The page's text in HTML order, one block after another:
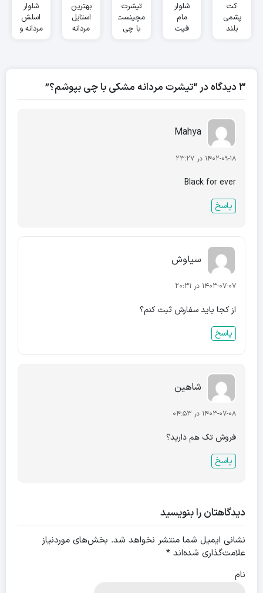
کت
پشمی
بلند
شلوار
مام
فیت
تیشرت
مچینست
با چی
مچینست
بهترین
استایل
مردانه
شلوار
اسلش
مردانه و
3 دیدگاه در “تیشرت مردانه مشکی با چی بپوشم؟”
Mahya
1402-09-18 در 23:27
Black for ever
پاسخ
سیاوش
1403-07-07 در 20:31
از کجا باید سفارش ثبت کنم؟
پاسخ
شاهین
1403-07-08 در 04:53
فروش تک هم دارید؟
پاسخ
دیدگاهتان را بنویسید
نشانی ایمیل شما منتشر نخواهد شد. بخش‌های موردنیاز
علامت‌گذاری شده‌اند *
نام